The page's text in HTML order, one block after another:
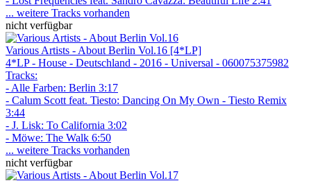
... weitere Tracks vorhanden
nicht verfügbar
Various Artists - About Berlin Vol.16 [4*LP]
4*LP - House - Deutschland - 2016 - Universal - 060075375982
Tracks:
- Alle Farben: Berlin 3:17
- Calum Scott feat. Tiesto: Dancing On My Own - Tiesto Remix
3:44
- J. Lisk: To California 3:02
- Möwe: The Walk 6:50
... weitere Tracks vorhanden
nicht verfügbar